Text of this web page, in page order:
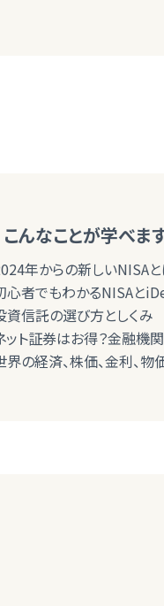
こんなことが学べま
年からの新しいNISAと
心者でもわかるNISAと
資信託の選び方としくみ
ット証券はお得？金融機
界の経済、株価、金利、物